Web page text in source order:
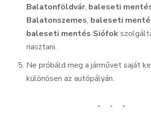
Balatonföldvár, baleseti
Balatonszemes, baleseti
baleseti mentés Siófok
riasztani.
Ne próbáld meg a járművet saját
különösen az autópályán.